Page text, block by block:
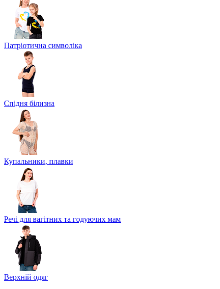
Патріотична символіка
Спідня білизна
Купальники, плавки
Речі для вагітних та годуючих мам
Верхній одяг